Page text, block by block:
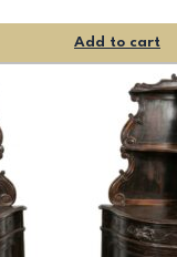
Add to cart